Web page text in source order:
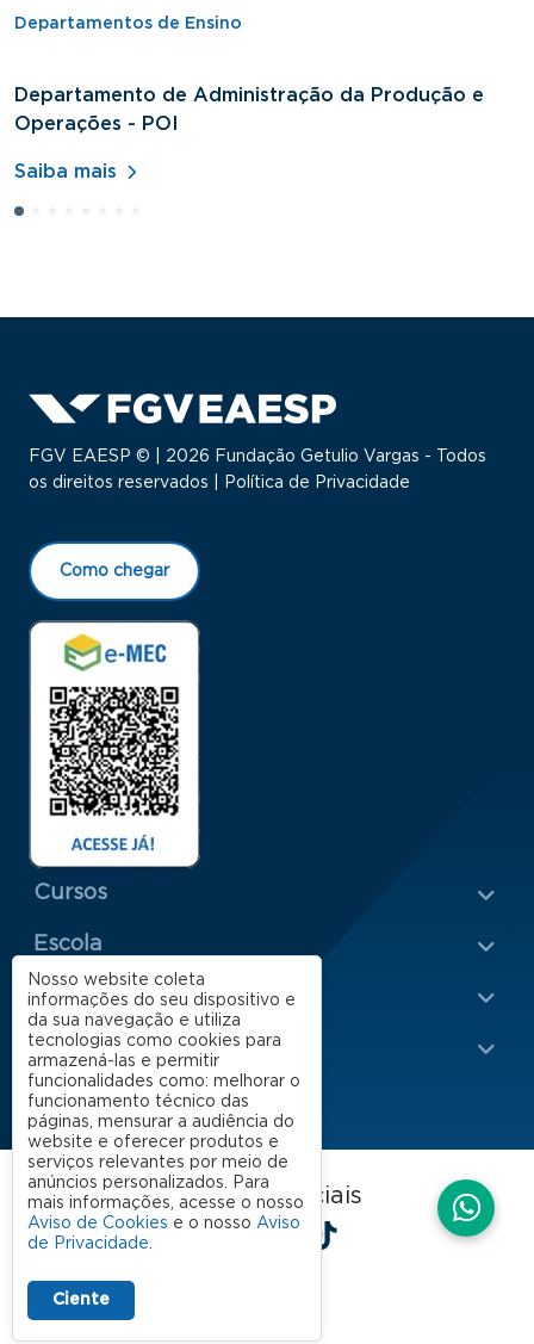
Departamentos de Ensino
Departamento de Administração da Produção e
Operações - POI
Saiba mais
FGV EAESP © | 2026 Fundação Getulio Vargas - Todos
os direitos reservados |
Política de Privacidade
Como chegar
Menu Rodapé 1
Cursos
Escola
Rodapé 2
Apoio
Impacto
FGV EAESP nas redes sociais
LinkedIn
Facebook
Instagram
X YouTube
SpotifyTikTok
Nosso website coleta
informações do seu dispositivo e
da sua navegação e utiliza
tecnologias como cookies para
armazená-las e permitir
funcionalidades como: melhorar o
funcionamento técnico das
páginas, mensurar a audiência do
website e oferecer produtos e
serviços relevantes por meio de
anúncios personalizados. Para
mais informações, acesse o nosso
Aviso de Cookies e o nosso Aviso
de Privacidade.
Ciente